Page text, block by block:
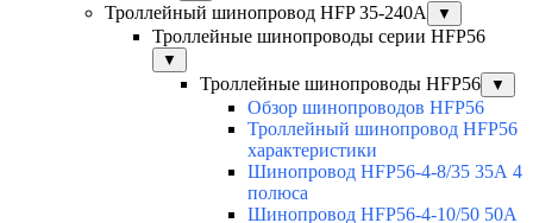
Троллейный шинопровод HFP 35-240А ▼
Троллейные шинопроводы серии HFP56
▼
Троллейные шинопроводы HFP56 ▼
Обзор шинопроводов HFP56
Троллейный шинопровод HFP56
характеристики
Шинопровод HFP56-4-8/35 35А 4
полюса
Шинопровод HFP56-4-10/50 50А